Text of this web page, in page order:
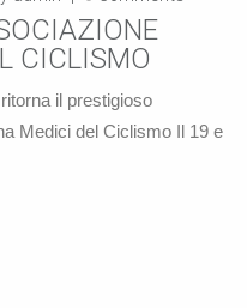
CICLISMO
il prestigioso
Medici del Ciclismo Il 19 e